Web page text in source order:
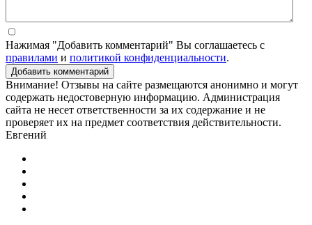
Нажимая "Добавить комментарий" Вы соглашаетесь с
правилами и политикой конфиденциальности.
Добавить комментарий
Внимание! Отзывы на сайте размещаются анонимно и могут
содержать недостоверную информацию. Администрация
сайта не несет ответственности за их содержание и не
проверяет их на предмет соответствия действительности.
Евгений